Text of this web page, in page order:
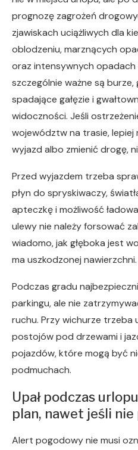
prognozę zagrożeń
zjawiskach uciążliwych dla
oblodzeniu, marznących
oraz intensywnych opadach
szczególnie ważne są burze,
spadające gałęzie i
widoczności. Jeśli
województw na trasie, lepiej
wyjazd albo zmienić drogę,
Przed wyjazdem trzeba
płyn do spryskiwaczy,
apteczkę i możliwość
ulewy nie należy forsować
wiadomo, jak głęboka jest
ma uszkodzonej nawierzchni.
Podczas gradu
parkingu, ale nie
ruchu. Przy wichurze trzeba
postojów pod drzewami i
pojazdów, które mogą być
podmuchach.
Upał podczas
plan, nawet jeśli nie
Alert pogodowy nie musi